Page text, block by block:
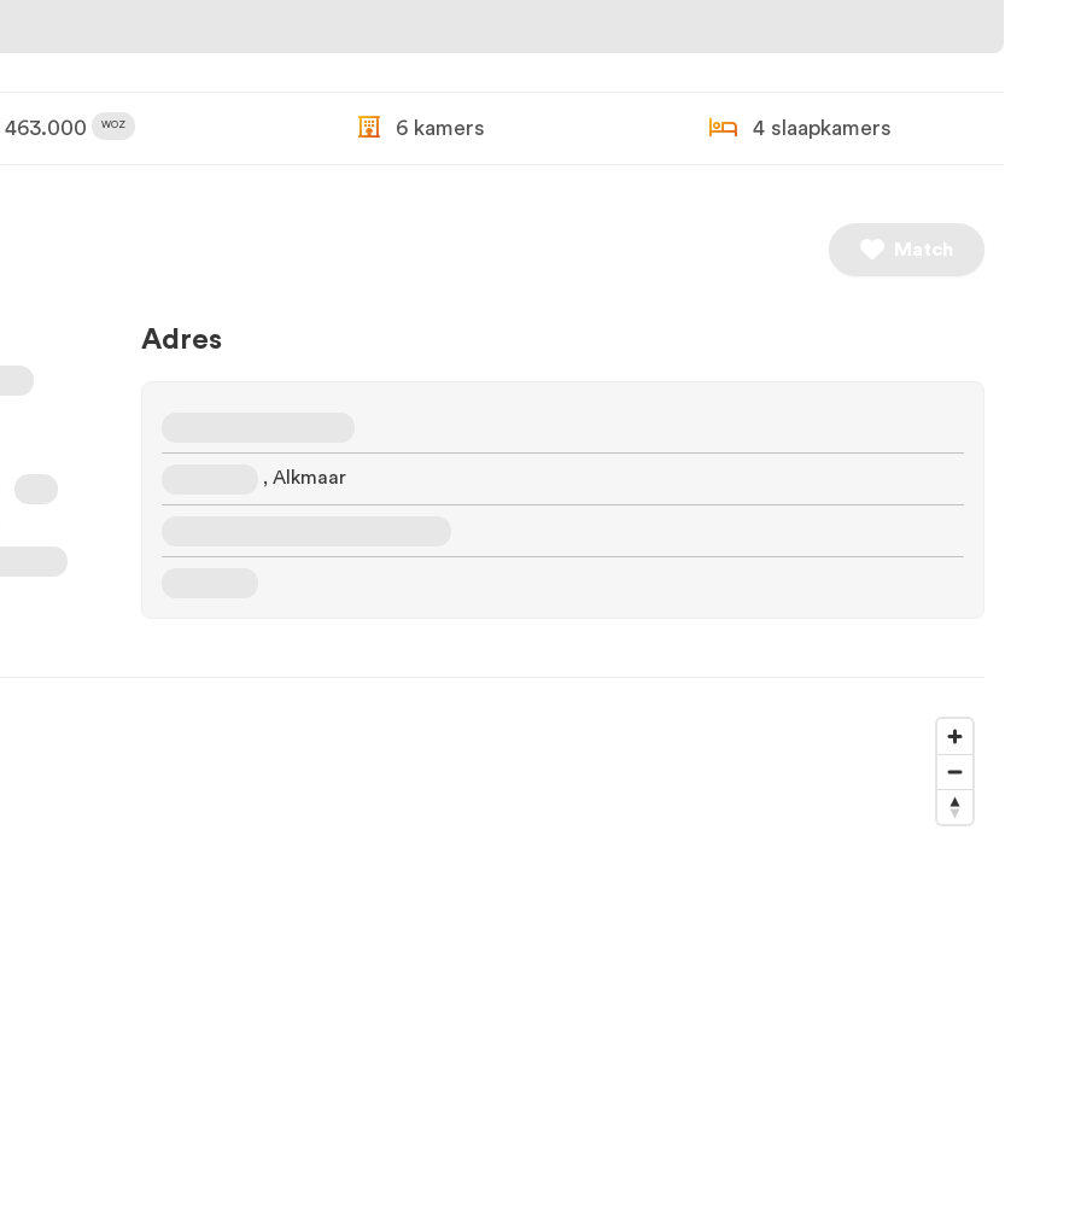
463.000 WOZ 6 kamers 4 slaapkamers
Match
Adres
, Alkmaar